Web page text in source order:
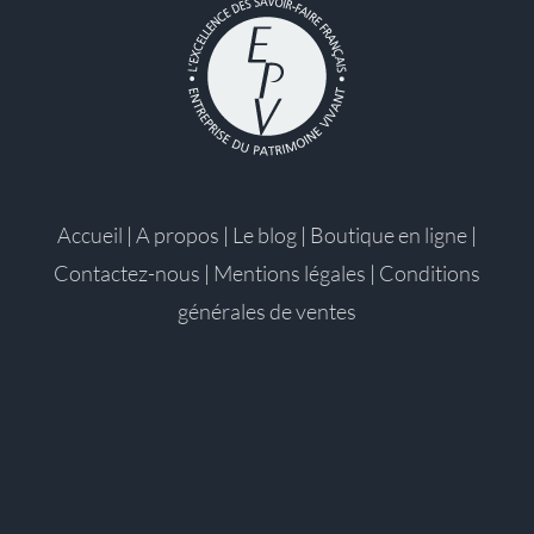
Accueil | A propos | Le blog | Boutique en ligne |
Contactez-nous | Mentions légales | Conditions
générales de ventes